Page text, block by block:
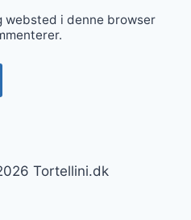
websted i denne browser
Tortellini.dk